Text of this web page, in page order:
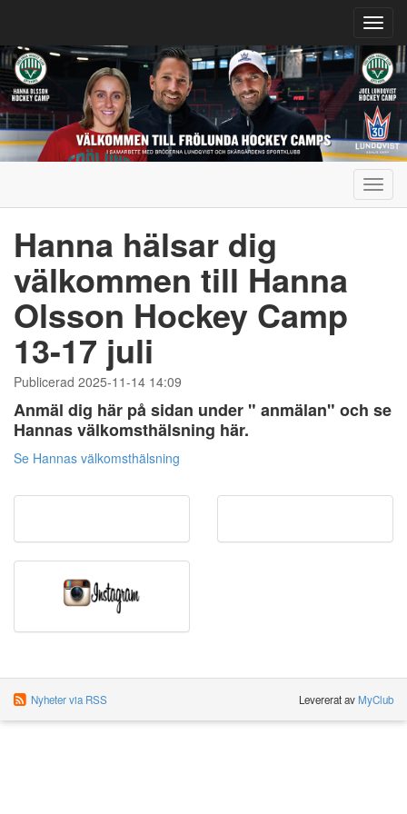
Hanna hälsar dig
välkommen till Hanna
Olsson Hockey Camp
13-17 juli
Publicerad 2025-11-14 14:09
Anmäl dig här på sidan under " anmälan" och se
Hannas välkomsthälsning här.
Se Hannas välkomsthälsning
Nyheter via RSS Levererat avMyClub